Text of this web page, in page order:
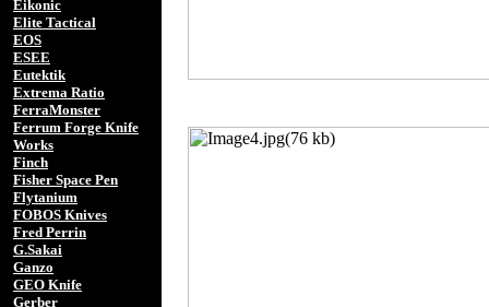
Eikonic
Elite Tactical
EOS
ESEE
Eutektik
Extrema Ratio
FerraMonster
Ferrum Forge Knife
Works
Finch
Fisher Space Pen
Flytanium
FOBOS Knives
Fred Perrin
G.Sakai
Ganzo
GEO Knife
Gerber